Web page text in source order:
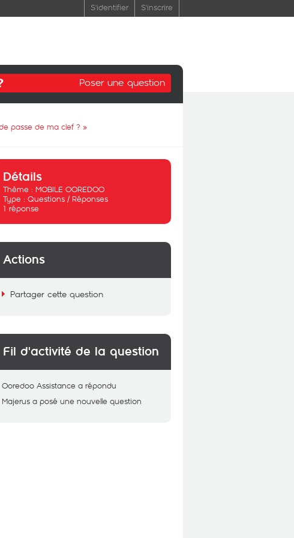
S'identifier S'inscrire
Poser une question
passe de ma clef ? »
Détails
Thème : MOBILE OOREDOO
Type : Questions / Réponses
1 réponse
Actions
Partager cette question
Fil d'activité de la question
Ooredoo Assistance a répondu
Majerus a posé une nouvelle question